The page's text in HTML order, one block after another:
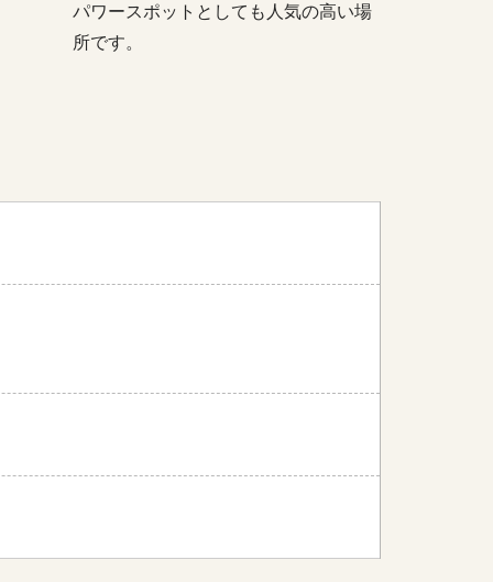
パワースポットとしても人気の高い場
所です。